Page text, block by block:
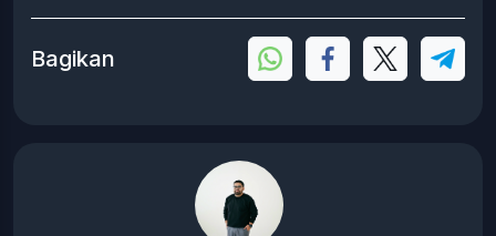
Bagikan